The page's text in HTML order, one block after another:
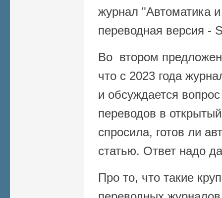
журнал "Автоматика
переводная версия -
Во втором
что c 2023 года
и обсуждается
переводов в
спросила, готов ли
статью. Ответ надо
Про то, что такие